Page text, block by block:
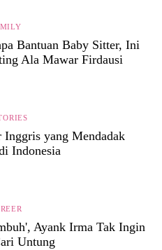
Bantuan Baby Sitter, Ini
Ala Mawar Firdausi
Inggris yang Mendadak
Indonesia
Ayank Irma Tak Ingin
Untung